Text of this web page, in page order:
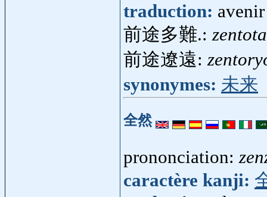
traduction: avenir
前途多難.:
前途遼遠:
synonymes: 未来
全然
prononciation:
caractère kanji: